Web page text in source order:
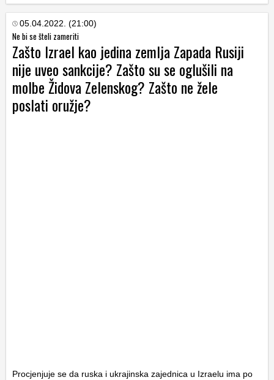
05.04.2022. (21:00)
Ne bi se šteli zameriti
Zašto Izrael kao jedina zemlja Zapada Rusiji
nije uveo sankcije? Zašto su se oglušili na
molbe Židova Zelenskog? Zašto ne žele
poslati oružje?
Procjenjuje se da ruska i ukrajinska zajednica u Izraelu ima po